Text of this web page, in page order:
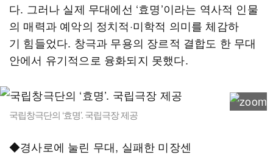
다. 그러나 실제 무대에선 ‘효명’이라는 역사적 인물
의 매력과 예악의 정치적·미학적 의미를 체감하
기 힘들었다. 창극과 무용의 장르적 결합도 한 무대
안에서 유기적으로 융화되지 못했다.
국립창극단의 ‘효명’. 국립극장 제공
◆경사로에 눌린 무대, 실패한 미장센